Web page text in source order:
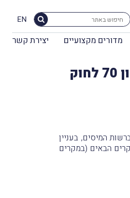
EN
מדורים מקצועיים יצירת קשר
11.4.11: רשות המיסים פרסמה הבהרה נוספת לגבי תשלום מקדמה בהתאם לתיקון 70 לחוק
המיסים, בעניין
הבאים (במקרים